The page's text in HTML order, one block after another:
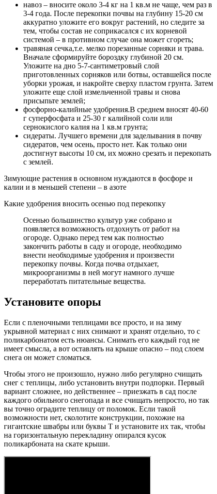
навоз – вносите около 3-4 кг на 1 кв.м не чаще, чем раз в
3-4 года. После перекопки почвы на глубину 15-20 см
аккуратно уложите его вокруг растений, но следите за
тем, чтобы состав не соприкасался с их корневой
системой – в противном случае она может сгореть;
травяная сечка,т.е. мелко порезанные сорняки и трава.
Вначале сформируйте бороздку глубиной 20 см.
Уложите на дно 5-7-сантиметровый слой
приготовленных сорняков или ботвы, оставшейся после
уборки урожая, и накройте сверху пластом грунта. Затем
уложите еще слой измельченной травы и снова
присыпьте землей;
фосфорно-калийные удобрения.В среднем вносят 40-60
г суперфосфата и 25-30 г калийной соли или
сернокислого калия на 1 кв.м грунта;
сидераты. Лучшего времени для заделывания в почву
сидератов, чем осень, просто нет. Как только они
достигнут высоты 10 см, их можно срезать и перекопать
с землей.
Зимующие растения в основном нуждаются в фосфоре и
калии и в меньшей степени – в азоте
Какие удобрения вносить осенью под перекопку
Осенью большинство культур уже собрано и
появляется возможность отдохнуть от работ на
огороде. Однако перед тем как полностью
закончить работы в саду и огороде, необходимо
внести необходимые удобрения и произвести
перекопку почвы. Когда почва отдыхает,
микроорганизмы в ней могут намного лучше
переработать питательные вещества.
Установите опоры
Если с пленочными теплицами все просто, и на зиму
укрывной материал с них снимают и хранят отдельно, то с
поликарбонатом есть нюансы. Снимать его каждый год не
имеет смысла, а вот оставлять на крыше опасно – под слоем
снега он может сломаться.
Чтобы этого не произошло, нужно либо регулярно счищать
снег с теплицы, либо установить внутри подпорки. Первый
вариант сложнее, но действеннее – приезжать в сад после
каждого обильного снегопада и все счищать непросто, но так
вы точно оградите теплицу от поломок. Если такой
возможности нет, сколотите конструкции, похожие на
гигантские швабры или буквы Т и установите их так, чтобы
на горизонтальную перекладину опирался кусок
поликарбоната на скате крыши.